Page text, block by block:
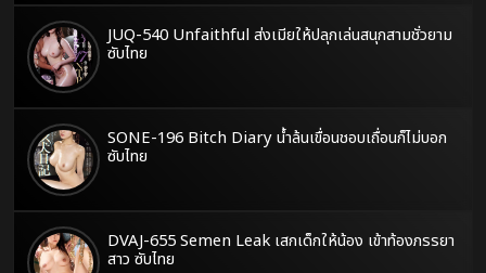
JUQ-540 Unfaithful ส่งเมียให้ปลุกเล่นสนุกสามชั่วยาม
ซับไทย
SONE-196 Bitch Diary น้ำล้นเขื่อนชอบเถื่อนก็ไม่บอก
ซับไทย
DVAJ-655 Semen Leak เสกเด็กให้น้อง เข้าท้องภรรยา
สาว ซับไทย